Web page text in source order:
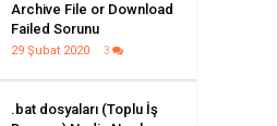
Archive File or Download
Failed Sorunu
29 Şubat 2020 3
.bat dosyaları (Toplu İş